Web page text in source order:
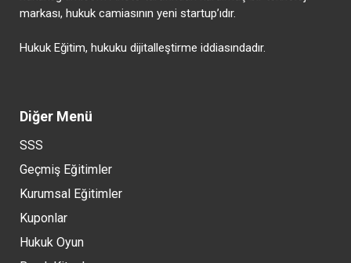
markası, hukuk camiasının yeni startup’ıdır.
Hukuk Eğitim, hukuku dijitalleştirme iddiasındadır.
Diğer Menü
SSS
Geçmiş Eğitimler
Kurumsal Eğitimler
Kuponlar
Hukuk Oyun